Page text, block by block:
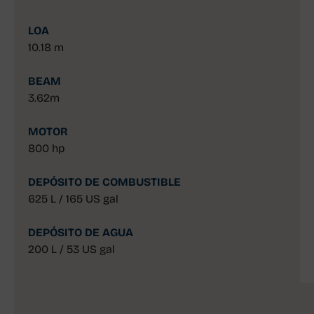
LOA
10.18 m
BEAM
3.62m
MOTOR
800 hp
DEPÓSITO DE COMBUSTIBLE
625 L / 165 US gal
DEPÓSITO DE AGUA
200 L / 53 US gal